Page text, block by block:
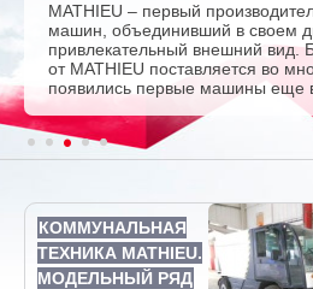
MATHIEU – первый
машин, объединивший в своем
привлекательный внешний вид.
от MATHIEU поставляется во
появились первые машины еще
Previous
1 2 3 4 5
КОММУНАЛЬНАЯ
ТЕХНИКА MATHIEU.
МОДЕЛЬНЫЙ РЯД